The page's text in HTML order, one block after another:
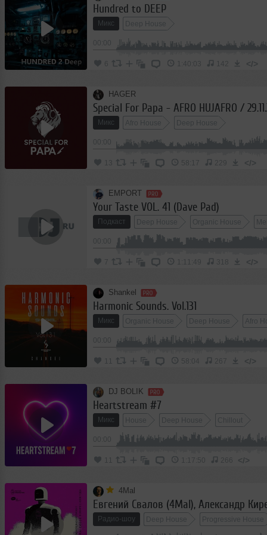
Hundred to DEEP
Микс Deep House
6 1:40:03 142 </>
HAGER
Special For Papa - AFRO HUJAFRO /
Микс Afro House Deep House
13 58:17 229 </>
EMPORT
Your Taste VOL. 41 (Dave Pad)
Подкаст Deep House Organic House
7 1:11:49 318 </>
Shankel
Harmonic Sounds. Vol.131
Микс Organic House Deep House Afro
58:04 267 </>
DJ BOLIK
Heartstream #7
Микс House Deep House Chillout
1:17:50 266 </>
4Mal
Радио-шоу Deep House Progressive House